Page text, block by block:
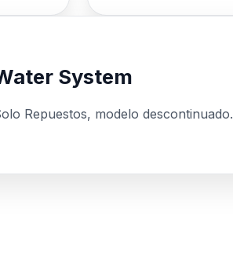
System
Repuestos, modelo descontinuado.